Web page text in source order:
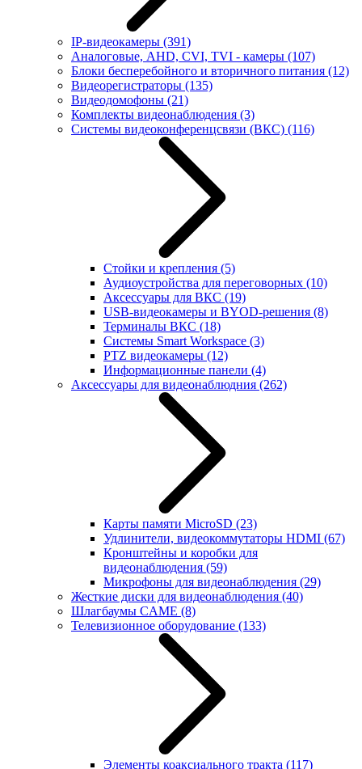
IP-видеокамеры (391)
Аналоговые, AHD, CVI, TVI - камеры (107)
Блоки бесперебойного и вторичного питания (12)
Видеорегистраторы (135)
Видеодомофоны (21)
Комплекты видеонаблюдения (3)
Системы видеоконференцсвязи (ВКС) (116)
Стойки и крепления (5)
Аудиоустройства для переговорных (10)
Аксессуары для ВКС (19)
USB-видеокамеры и BYOD-решения (8)
Терминалы ВКС (18)
Системы Smart Workspace (3)
PTZ видеокамеры (12)
Информационные панели (4)
Аксессуары для видеонаблюдния (262)
Карты памяти MicroSD (23)
Удлинители, видеокоммутаторы HDMI (67)
Кронштейны и коробки для
видеонаблюдения (59)
Микрофоны для видеонаблюдения (29)
Жесткие диски для видеонаблюдения (40)
Шлагбаумы CAME (8)
Телевизионное оборудование (133)
Элементы коаксиального тракта (117)